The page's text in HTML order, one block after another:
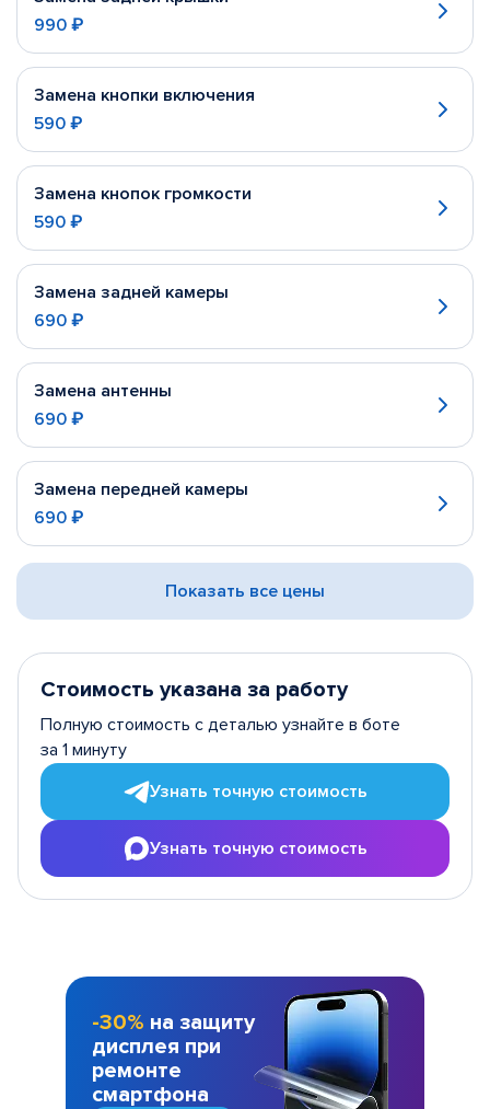
990 ₽
Замена кнопки включения
590 ₽
Замена кнопок громкости
590 ₽
Замена задней камеры
690 ₽
Замена антенны
690 ₽
Замена передней камеры
690 ₽
Показать все цены
Стоимость указана за работу
Полную стоимость с деталью узнайте в боте
за 1 минуту
Узнать точную стоимость
Узнать точную стоимость
-30% на защиту
дисплея при
ремонте
смартфона